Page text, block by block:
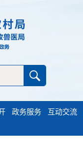
政务服务
互动交流